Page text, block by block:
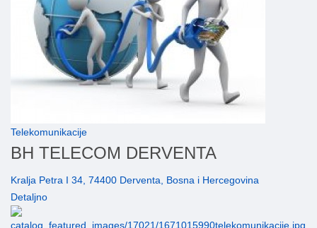
Telekomunikacije
BH TELECOM DERVENTA
Kralja Petra I 34, 74400 Derventa, Bosna i Hercegovina
Detaljno